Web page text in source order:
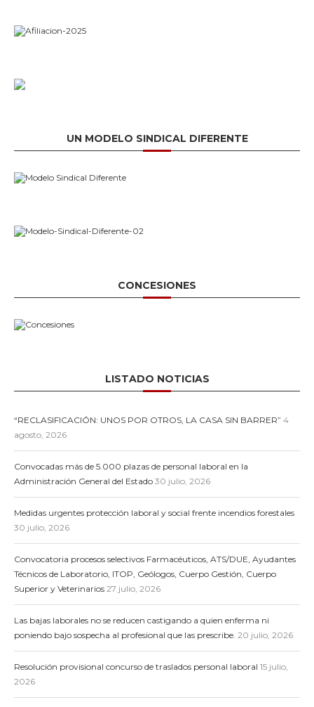
UN MODELO SINDICAL DIFERENTE
CONCESIONES
LISTADO NOTICIAS
“RECLASIFICACIÓN: UNOS POR OTROS, LA CASA SIN BARRER” 4
agosto, 2026
Convocadas más de 5.000 plazas de personal laboral en la
Administración General del Estado 30 julio, 2026
Medidas urgentes protección laboral y social frente incendios forestales
30 julio, 2026
Convocatoria procesos selectivos Farmacéuticos, ATS/DUE, Ayudantes
Técnicos de Laboratorio, ITOP, Geólogos, Cuerpo Gestión, Cuerpo
Superior y Veterinarios 27 julio, 2026
Las bajas laborales no se reducen castigando a quien enferma ni
poniendo bajo sospecha al profesional que las prescribe. 20 julio, 2026
Resolución provisional concurso de traslados personal laboral 15 julio,
2026